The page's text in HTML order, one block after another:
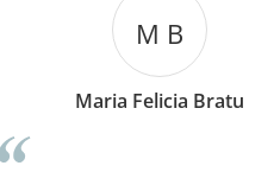
Monia